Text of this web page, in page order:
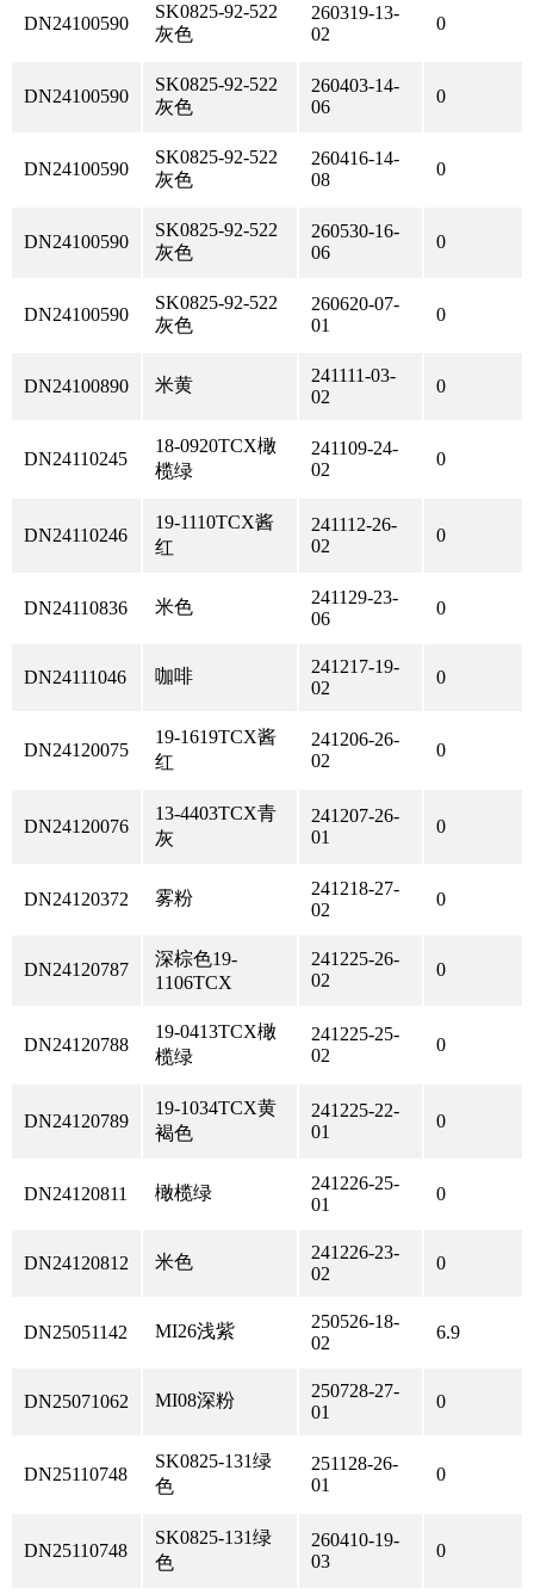
DN24100590
SK0825-92-522
灰色
260319-13-
02
0
DN24100590
SK0825-92-522
灰色
260403-14-
06
0
DN24100590
SK0825-92-522
灰色
260416-14-
08
0
DN24100590
SK0825-92-522
灰色
260530-16-
06
0
DN24100590
SK0825-92-522
灰色
260620-07-
01
0
DN24100890 米黄
241111-03-
02
0
DN24110245
18-0920TCX橄
榄绿
241109-24-
02
0
DN24110246
19-1110TCX酱
红
241112-26-
02
0
DN24110836 米色
241129-23-
06
0
DN24111046 咖啡
241217-19-
02
0
DN24120075
19-1619TCX酱
红
241206-26-
02
0
DN24120076
13-4403TCX青
灰
241207-26-
01
0
DN24120372 雾粉
241218-27-
02
0
DN24120787
深棕色19-
1106TCX
241225-26-
02
0
DN24120788
19-0413TCX橄
榄绿
241225-25-
02
0
DN24120789
19-1034TCX黄
褐色
241225-22-
01
0
DN24120811 橄榄绿
241226-25-
01
0
DN24120812 米色
241226-23-
02
0
DN25051142 MI26浅紫
250526-18-
02
6.9
DN25071062 MI08深粉
250728-27-
01
0
DN25110748
SK0825-131绿
色
251128-26-
01
0
DN25110748
SK0825-131绿
色
260410-19-
03
0